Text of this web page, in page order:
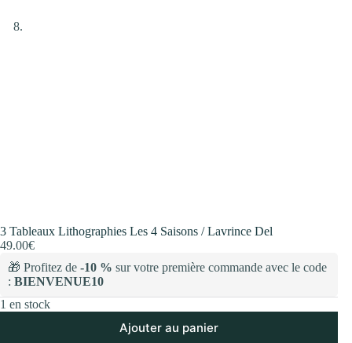
3 Tableaux Lithographies Les 4 Saisons / Lavrince Del
49.00€
🎁 Profitez de -10 % sur votre première commande avec le code
: BIENVENUE10
1 en stock
Ajouter au panier